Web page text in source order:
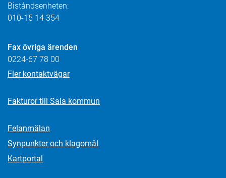
Biståndsenheten:
010-15 14 354
Fax övriga ärenden
0224-67 78 00
Fler kontaktvägar
Fakturor till Sala kommun
Felanmälan
Synpunkter och klagomål
Kartportal